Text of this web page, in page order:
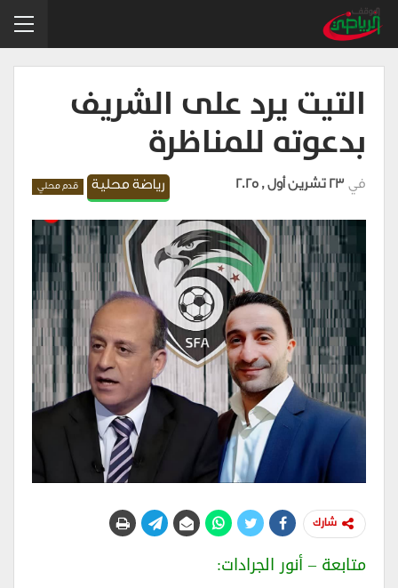
التيت يرد على الشريف
بدعوته للمناظرة
رياضة محلية قدم محلي في 23 تشرين أول , 2025
شارك
متابعة – أنور الجرادات: